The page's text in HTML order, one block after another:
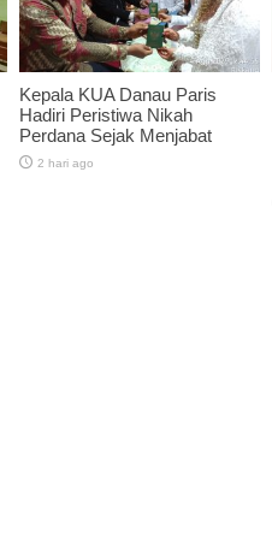
Kepala KUA Danau Paris
Hadiri Peristiwa Nikah
Perdana Sejak Menjabat
2 hari ago